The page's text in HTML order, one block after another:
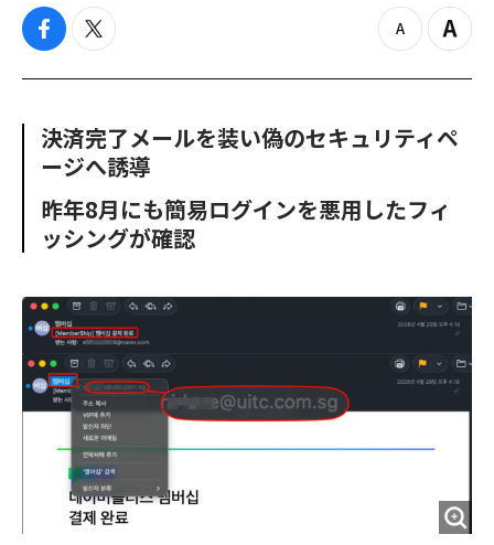
f
c
o
o
t
i
e
r
z
o
u
Z
o
n
決済完了メールを装い偽のセキュリティペ
ージへ誘導
昨年8月にも簡易ログインを悪用したフィ
ッシングが確認